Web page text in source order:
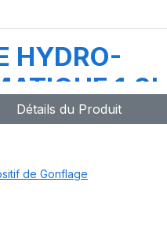
HYDRO-
1.3L
Détails du Produit
de Gonflage